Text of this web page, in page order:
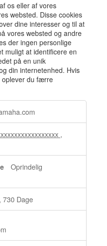
os eller af vores
websted. Disse cookies
dine interesser og til at
vores websted og andre
der ingen personlige
muligt at identificere en
på en unik
din internetenhed. Hvis
oplever du færre
,
Oprindelig
730 Dage